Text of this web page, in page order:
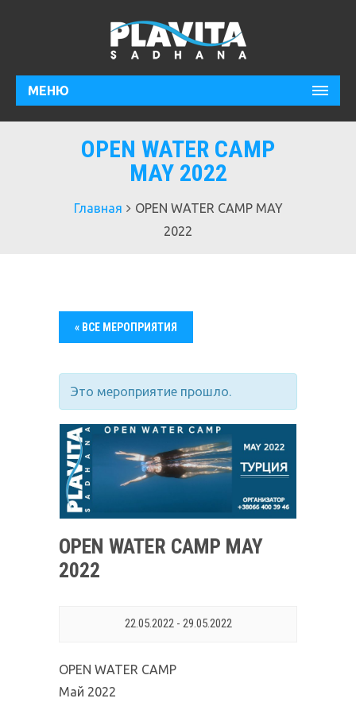
МЕНЮ
OPEN WATER CAMP
MAY 2022
Главная
OPEN WATER CAMP MAY
2022
« ВСЕ МЕРОПРИЯТИЯ
Это мероприятие прошло.
OPEN WATER CAMP MAY
2022
22.05.2022- 29.05.2022
OPEN WATER CAMP
Май 2022